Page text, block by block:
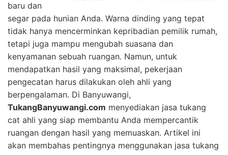
baru dan
segar pada hunian Anda. Warna dinding yang tepat
tidak hanya mencerminkan kepribadian pemilik rumah,
tetapi juga mampu mengubah suasana dan
kenyamanan sebuah ruangan. Namun, untuk
mendapatkan hasil yang maksimal, pekerjaan
pengecatan harus dilakukan oleh ahli yang
berpengalaman. Di Banyuwangi,
TukangBanyuwangi.com menyediakan jasa tukang
cat ahli yang siap membantu Anda mempercantik
ruangan dengan hasil yang memuaskan. Artikel ini
akan membahas pentingnya menggunakan jasa tukang